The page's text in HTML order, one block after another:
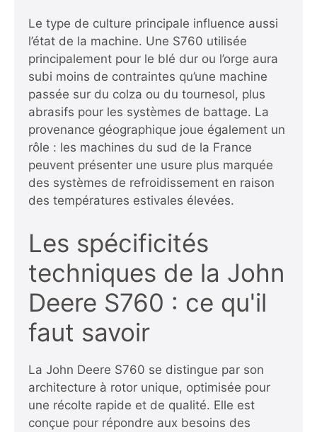
Le type de culture principale influence aussi
l’état de la machine. Une S760 utilisée
principalement pour le blé dur ou l’orge aura
subi moins de contraintes qu’une machine
passée sur du colza ou du tournesol, plus
abrasifs pour les systèmes de battage. La
provenance géographique joue également un
rôle : les machines du sud de la France
peuvent présenter une usure plus marquée
des systèmes de refroidissement en raison
des températures estivales élevées.
Les spécificités
techniques de la John
Deere S760 : ce qu'il
faut savoir
La John Deere S760 se distingue par son
architecture à rotor unique, optimisée pour
une récolte rapide et de qualité. Elle est
conçue pour répondre aux besoins des